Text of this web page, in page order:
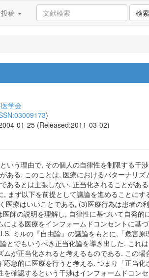
稿 検索
学会
)
01-25 (Released:2011-03-02)
いう理由で, その個人の自律性を制限する干
ある. このことは, 医療におけるパターナリ
あるとは主張しない. 正当化されることがあ
まず以下を前提として議論を進めることに
医療はいいことである, (3)医療行為は患者の
師の説明を理解し, 自律性に基づいて自発
よる医療をインフォームドコンセントに基
ミルの『自由論』の議論をもとに,「危害
とでもいうべき正当化論を導き出した. これ
が正当化されると考えるものである. この
急的に医療を行うと考える. つまり「正当
確認するという干渉はインフォームドコン